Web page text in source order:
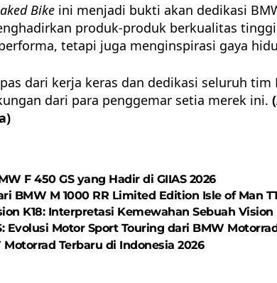
Bike ini menjadi bukti akan dedikasi
produk-produk berkualitas
tetapi juga menginspirasi gaya
dari kerja keras dan dedikasi seluruh tim
dari para penggemar setia merek ini.
F 450 GS yang Hadir di GIIAS 2026
BMW M 1000 RR Limited Edition Isle of Man
K18: Interpretasi Kemewahan Sebuah Vision
Evolusi Motor Sport Touring dari BMW
Terbaru di Indonesia 2026